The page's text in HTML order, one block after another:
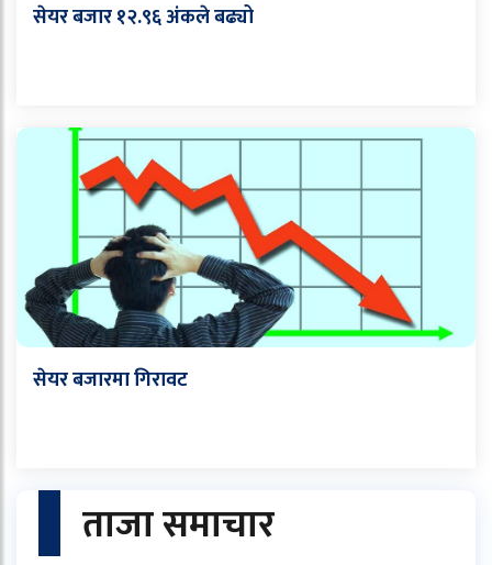
सेयर बजार १२.९६ अंकले बढ्यो
सेयर बजारमा गिरावट
ताजा समाचार